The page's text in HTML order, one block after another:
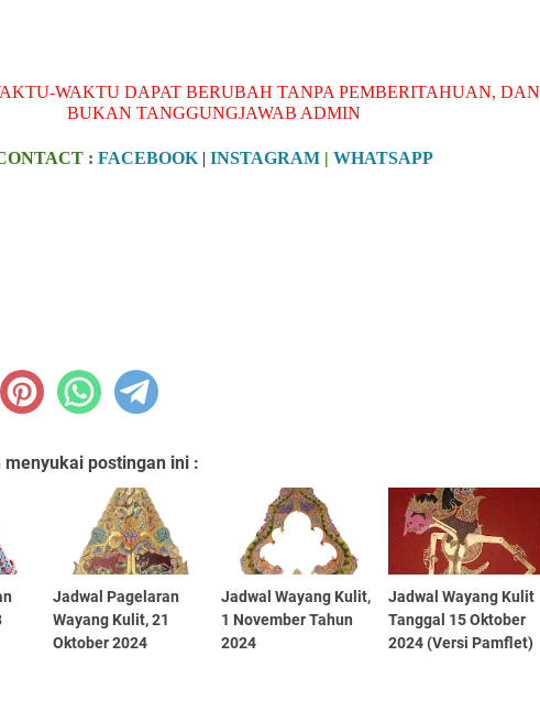
WAKTU DAPAT BERUBAH TANPA PEMBERITAHUAN, DAN
BUKAN TANGGUNGJAWAB ADMIN
:FACEBOOK |INSTAGRAM |WHATSAPP
postingan ini :
Jadwal Pagelaran
Wayang Kulit, 21
Oktober 2024
Jadwal Wayang Kulit,
1 November Tahun
2024
Jadwal Wayang Kulit
Tanggal 15 Oktober
2024 (Versi Pamflet)